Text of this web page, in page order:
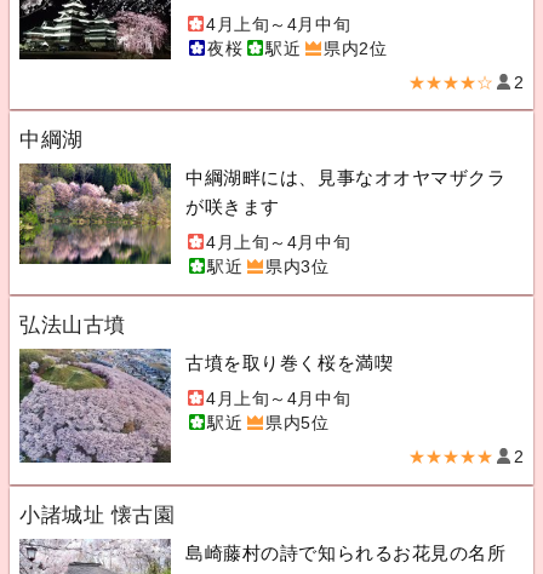
4月上旬～4月中旬
夜桜
駅近 県内2位
★★★★☆ 2
中綱湖
中綱湖畔には、見事なオオヤマザクラ
が咲きます
4月上旬～4月中旬
駅近
県内3位
弘法山古墳
古墳を取り巻く桜を満喫
4月上旬～4月中旬
駅近
県内5位
★★★★★ 2
小諸城址 懐古園
島崎藤村の詩で知られるお花見の名所